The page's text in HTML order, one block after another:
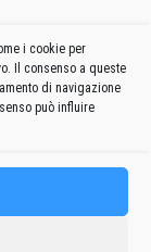
i cookie per
Il consenso a queste
di navigazione
può influire
una breve
e Lady